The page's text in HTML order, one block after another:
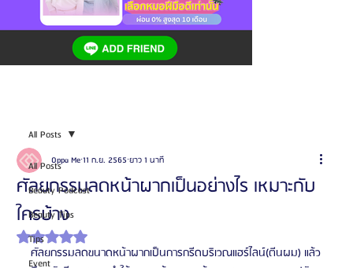
All Posts
Beauty Podcast
Beauty Tips
Tips
Event
All Posts
ศัลยกรรมลดหน้าผากเป็นอย่างไร เหมาะกับ
ใครบ้าง
Oppa Me11 ก.ย. 2565 ยาว 1 นาที
ได้รับ NaN เต็ม 5 ดาว
ศัลยกรรมลดขนาดหน้าผากเป็นการกรีดบริเวณแฮร์ไลน์(ตีนผม) แล้ว